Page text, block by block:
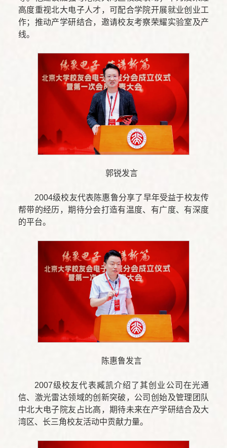
高度重视北大电子人才，可配合学院开展就业创业工
作；推动产学研结合，邀请校友考察荣耀实验室及产
线。
郭锐发言
2004级校友代表陈惠鲁分享了早年受益于校友传
帮带的经历，期待分会打造有温度、有广度、有深度
的平台。
陈惠鲁发言
2007级校友代表臧凯介绍了其创业公司在光通
信、激光雷达领域的创新突破，公司创始及管理团队
中北大电子院友占比高，期待未来在产学研结合及大
湾区、长三角校友活动中贡献力量。